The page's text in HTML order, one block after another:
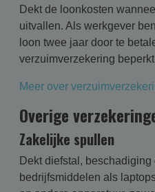
Dekt de loonkosten
uitvallen. Als werkgever
loon twee jaar door te
verzuimverzekering
Meer over
Overige
Zakelijke spullen
Dekt diefstal, beschadiging
bedrijfsmiddelen als